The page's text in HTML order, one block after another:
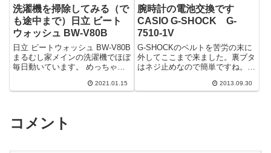
洗濯機を掃除してみる（で
も途中まで）日立 ビート
ウォッシュ BW-V80B
日立 ビートウォッシュ BW-V80B
まるむし家メインの洗濯機でほぼ
毎日動いています。 めっちゃ汚
剤で洗いますがその程度ではこん
2021.01.15
腕時計の電池交換です
CASIO G-SHOCK G-
7510-1V
G-SHOCKのベルトを苦労の末に
外してここまで来ました。裏ブタ
はネジ止めなので簡単ですね。は
2013.09.30
コメント